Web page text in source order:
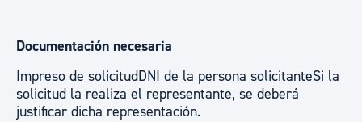
Documentación necesaria
Impreso de solicitudDNI de la persona solicitanteSi la
solicitud la realiza el representante, se deberá
justificar dicha representación.